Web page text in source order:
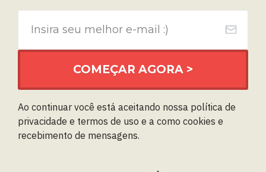
COMEÇAR AGORA >
Ao continuar você está aceitando nossa política de
privacidade e termos de uso e a como cookies e
recebimento de mensagens.